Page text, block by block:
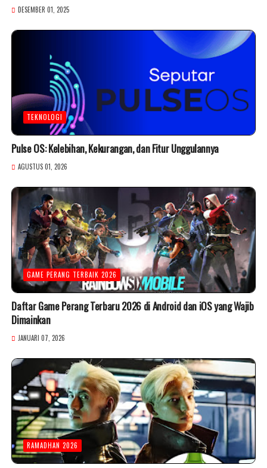
DESEMBER 01, 2025
TEKNOLOGI
Pulse OS: Kelebihan, Kekurangan, dan Fitur Unggulannya
AGUSTUS 01, 2026
GAME PERANG TERBAIK 2026
Daftar Game Perang Terbaru 2026 di Android dan iOS yang Wajib
Dimainkan
JANUARI 07, 2026
RAMADHAN 2026